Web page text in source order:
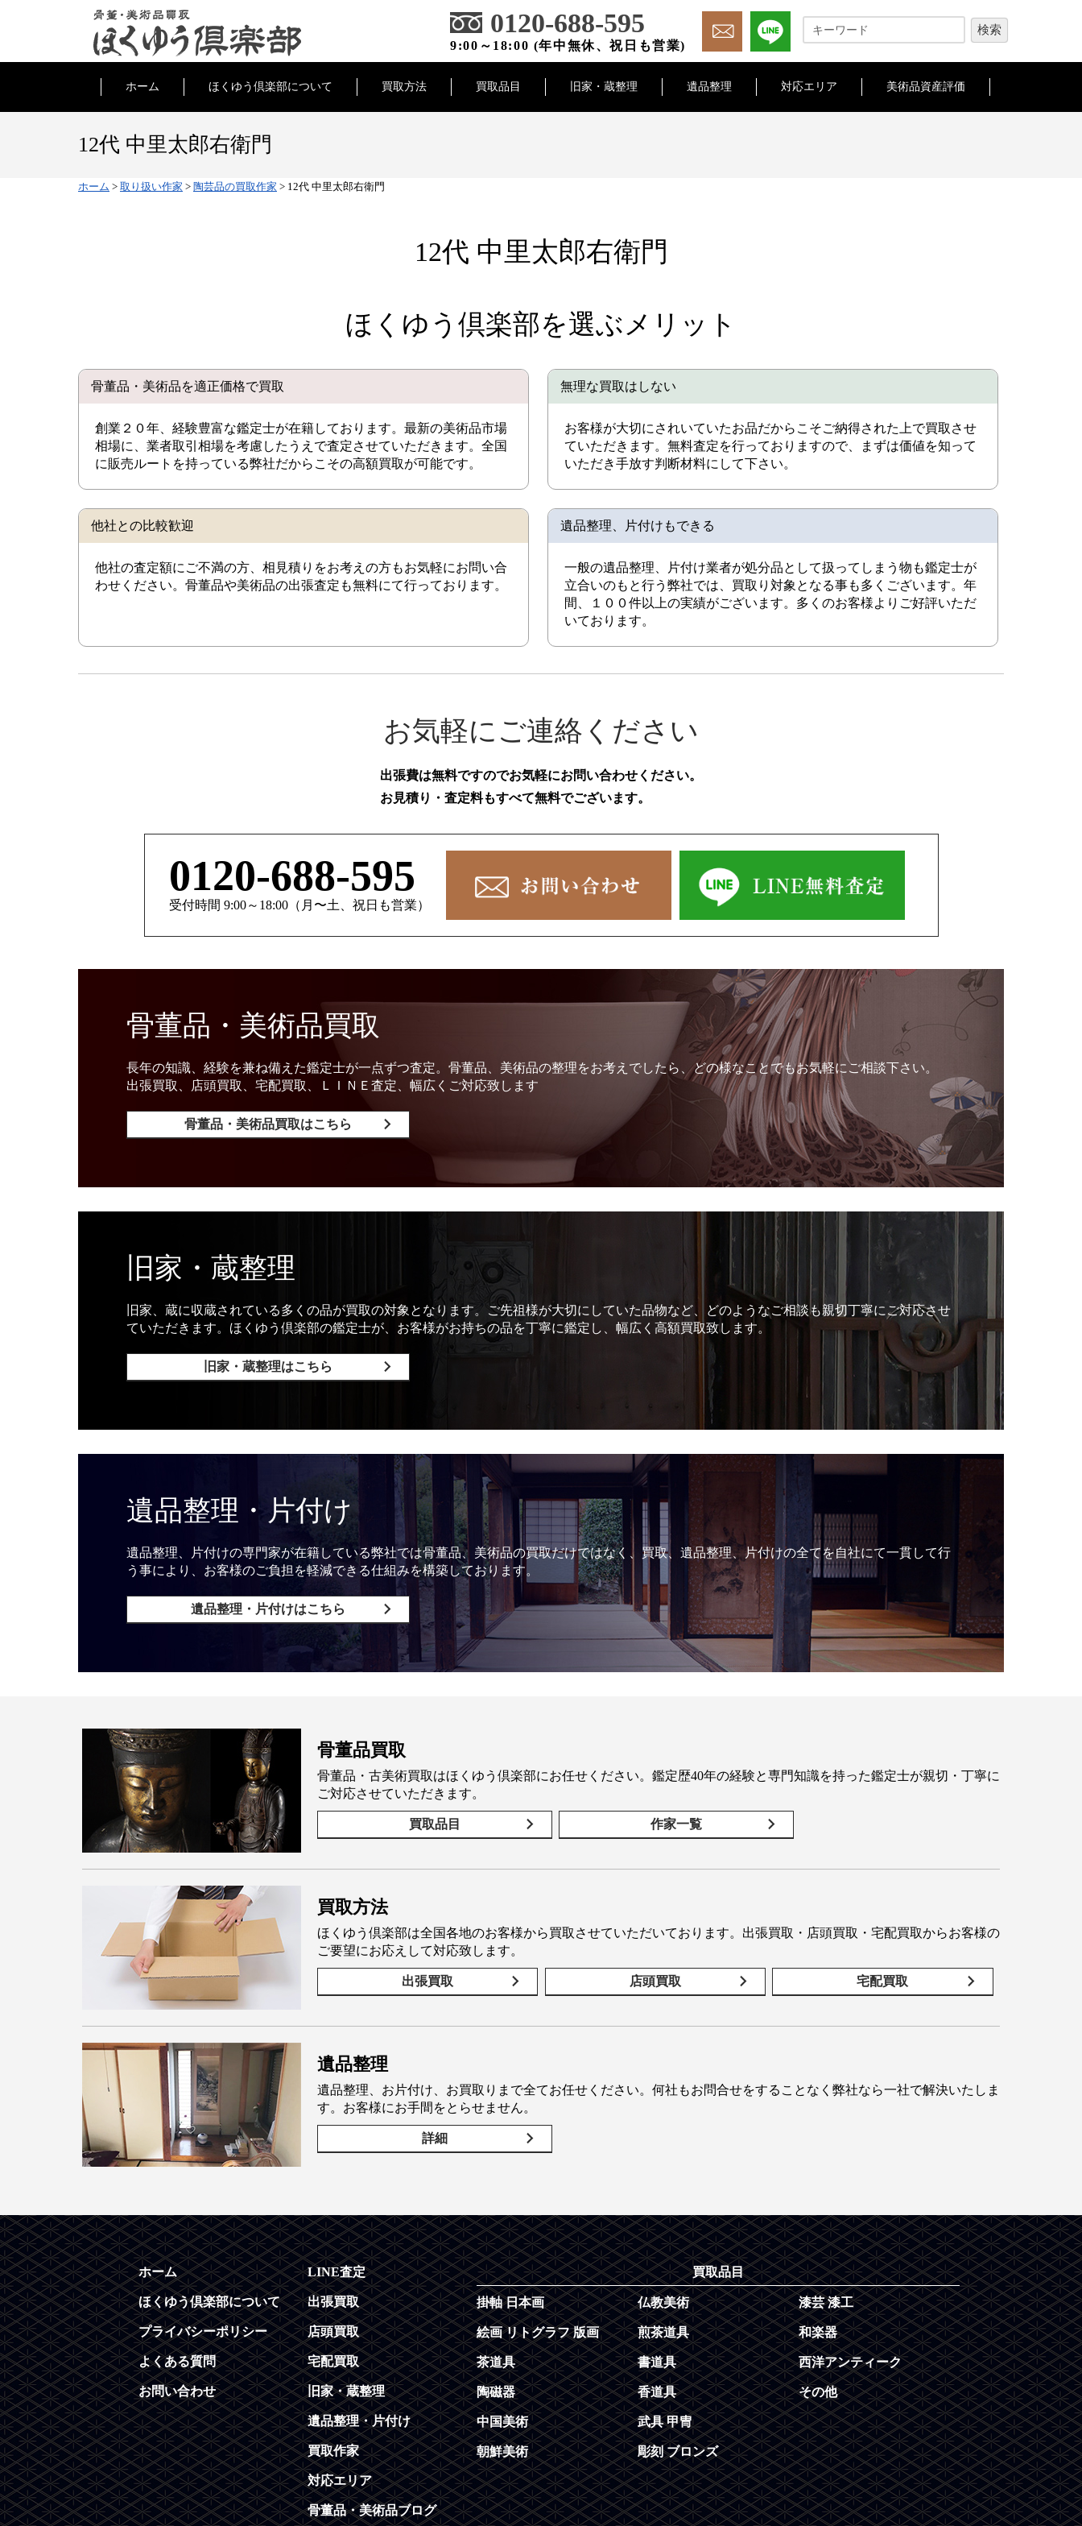
0120-688-595
9:00～18:00 (年中無休、祝日も営業)
ホーム ほくゆう倶楽部について 買取方法 買取品目 旧家・蔵整理 遺品整理 対応エリア 美術品資産評価
12代 中里太郎右衛門
ホーム > 取り扱い作家 > 陶芸品の買取作家 > 12代 中里太郎右衛門
12代 中里太郎右衛門
ほくゆう倶楽部を選ぶメリット
骨董品・美術品を適正価格で買取
創業２０年、経験豊富な鑑定士が在籍しております。最新の美術品市場
相場に、業者取引相場を考慮したうえで査定させていただきます。全国
に販売ルートを持っている弊社だからこその高額買取が可能です。
無理な買取はしない
お客様が大切にされいていたお品だからこそご納得された上で買取させ
ていただきます。無料査定を行っておりますので、まずは価値を知って
いただき手放す判断材料にして下さい。
他社との比較歓迎
他社の査定額にご不満の方、相見積りをお考えの方もお気軽にお問い合
わせください。骨董品や美術品の出張査定も無料にて行っております。
遺品整理、片付けもできる
一般の遺品整理、片付け業者が処分品として扱ってしまう物も鑑定士が
立合いのもと行う弊社では、買取り対象となる事も多くございます。年
間、１００件以上の実績がございます。多くのお客様よりご好評いただ
いております。
お気軽にご連絡ください
出張費は無料ですのでお気軽にお問い合わせください。
お見積り・査定料もすべて無料でございます。
0120-688-595
受付時間 9:00～18:00（月〜土、祝日も営業）
骨董品・美術品買取
長年の知識、経験を兼ね備えた鑑定士が一点ずつ査定。骨董品、美術品の整理をお考えでしたら、どの様なことでもお気軽にご相談下さい。
出張買取、店頭買取、宅配買取、ＬＩＮＥ査定、幅広くご対応致します
骨董品・美術品買取はこちら
旧家・蔵整理
旧家、蔵に収蔵されている多くの品が買取の対象となります。ご先祖様が大切にしていた品物など、どのようなご相談も親切丁寧にご対応させ
ていただきます。ほくゆう倶楽部の鑑定士が、お客様がお持ちの品を丁寧に鑑定し、幅広く高額買取致します。
旧家・蔵整理はこちら
遺品整理・片付け
遺品整理、片付けの専門家が在籍している弊社では骨董品、美術品の買取だけではなく、買取、遺品整理、片付けの全てを自社にて一貫して行
う事により、お客様のご負担を軽減できる仕組みを構築しております。
遺品整理・片付けはこちら
骨董品買取
骨董品・古美術買取はほくゆう倶楽部にお任せください。鑑定歴40年の経験と専門知識を持った鑑定士が親切・丁寧に
ご対応させていただきます。
買取品目 作家一覧
買取方法
ほくゆう倶楽部は全国各地のお客様から買取させていただいております。出張買取・店頭買取・宅配買取からお客様の
ご要望にお応えして対応致します。
出張買取 店頭買取 宅配買取
遺品整理
遺品整理、お片付け、お買取りまで全てお任せください。何社もお問合せをすることなく弊社なら一社で解決いたしま
す。お客様にお手間をとらせません。
詳細
ホーム
ほくゆう倶楽部について
プライバシーポリシー
よくある質問
お問い合わせ
LINE査定
出張買取
店頭買取
宅配買取
旧家・蔵整理
遺品整理・片付け
買取作家
対応エリア
骨董品・美術品ブログ
買取品目
掛軸 日本画
絵画 リトグラフ 版画
茶道具
陶磁器
中国美術
朝鮮美術
仏教美術
煎茶道具
書道具
香道具
武具 甲冑
彫刻 ブロンズ
漆芸 漆工
和楽器
西洋アンティーク
その他